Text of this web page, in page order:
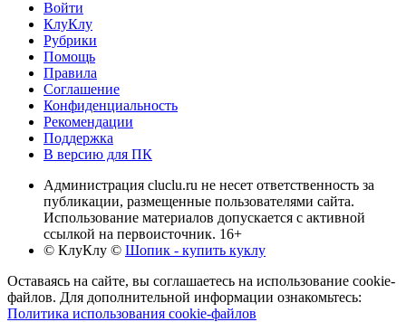
Войти
КлуКлу
Рубрики
Помощь
Правила
Соглашение
Конфиденциальность
Рекомендации
Поддержка
В версию для ПК
Администрация cluclu.ru не несет ответственность за
публикации, размещенные пользователями сайта.
Использование материалов допускается с активной
ссылкой на первоисточник. 16+
© КлуКлу © Шопик - купить куклу
Оставаясь на сайте, вы соглашаетесь на использование cookie-
файлов. Для дополнительной информации ознакомьтесь:
Политика использования cookie-файлов